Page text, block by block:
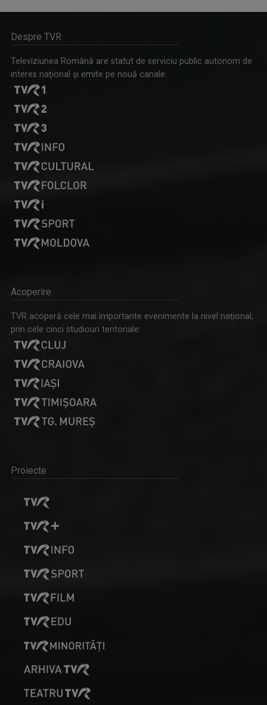
Despre TVR
Televiziunea Română are statut de serviciu public autonom de
interes naţional şi emite pe nouă canale:
Acoperire
TVR acoperă cele mai importante evenimente la nivel naţional,
prin cele cinci studiouri teritoriale:
Proiecte